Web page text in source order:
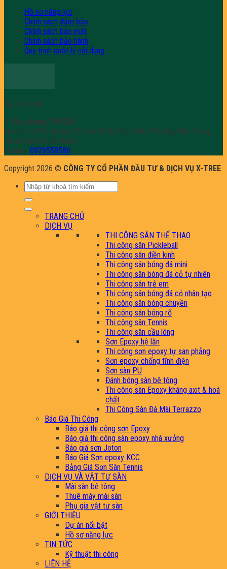
Hồ sơ năng lực
Chính sách đảm bảo
Chính sách bảo mật
Chính sách bảo hành
Quy trình quản lý nội dung
Trụ sở chính
– Văn phòng TPHCM
Địa chỉ: số 81, đường 52, khu đô thị Văn Minh, Phường Bình Trưng,
Thành phố Hồ Chí Minh.
Hotline: 0929558586
Copyright 2026 © CÔNG TY CỔ PHẦN ĐẦU TƯ & DỊCH VỤ X-TREE
Tìm
kiếm:
TRANG CHỦ
DỊCH VỤ
THI CÔNG SÂN THỂ THAO
Thi công sân Pickleball
Thi công sân điền kinh
Thi công sân bóng đá mini
Thi công sân bóng đá cỏ tự nhiên
Thi công sân trẻ em
Thi công sân bóng đá cỏ nhân tạo
Thi công sân bóng chuyền
Thi công sân bóng rổ
Thi công sân Tennis
Thi công sân cầu lông
Sơn Epoxy hệ lăn
Thi công sơn epoxy tự san phẳng
Sơn epoxy chống tĩnh điện
Sơn sàn PU
Đánh bóng sàn bê tông
Thi công sàn Epoxy kháng axit & hoá
chất
Thi Công Sàn Đá Mài Terrazzo
Báo Giá Thi Công
Báo giá thi công sơn Epoxy
Báo giá thi công sàn epoxy nhà xưởng
Báo giá sơn Joton
Báo Giá Sơn epoxy KCC
Bảng Giá Sơn Sân Tennis
DỊCH VỤ VÀ VẬT TƯ SÀN
Mài sàn bê tông
Thuê máy mài sàn
Phụ gia vật tư sàn
GIỚI THIỆU
Dự án nổi bật
Hồ sơ năng lực
TIN TỨC
Kỹ thuật thi công
LIÊN HỆ